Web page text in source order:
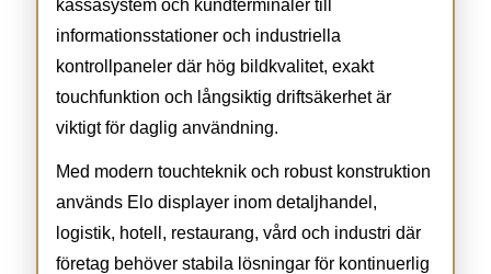
kassasystem och kundterminaler till
informationsstationer och industriella
kontrollpaneler där hög bildkvalitet, exakt
touchfunktion och långsiktig driftsäkerhet är
viktigt för daglig användning.
Med modern touchteknik och robust konstruktion
används Elo displayer inom detaljhandel,
logistik, hotell, restaurang, vård och industri där
företag behöver stabila lösningar för kontinuerlig